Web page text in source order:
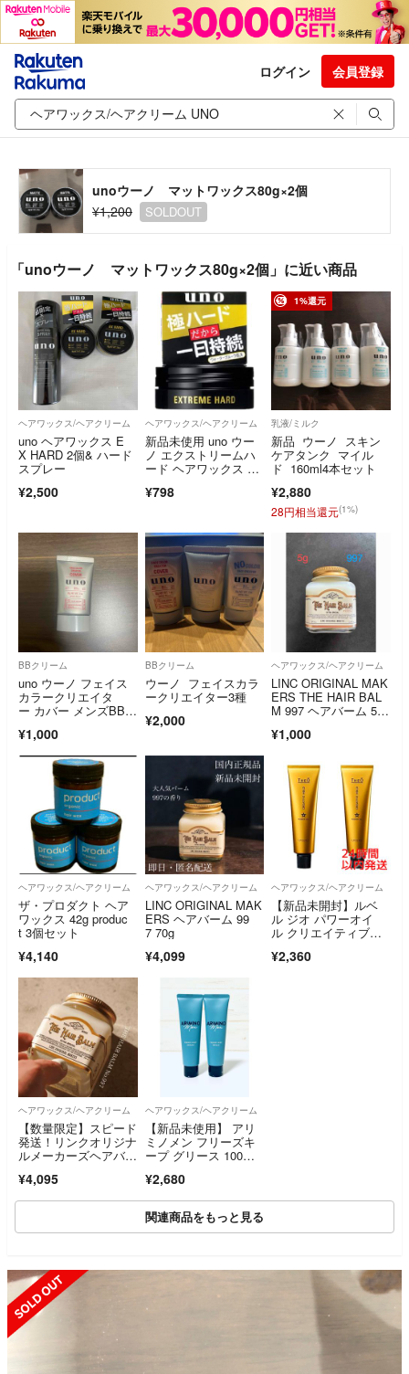
ログイン 会員登録
unoウーノ マットワックス80g×2個
¥1,200
SOLDOUT
「unoウーノ マットワックス80g×2個」に近い商品
ヘアワックス/ヘアクリーム
uno ヘアワックス E
X HARD 2個& ハード
スプレー
¥2,500
ヘアワックス/ヘアクリーム
新品未使用 uno ウー
ノ エクストリームハ
ード ヘアワックス 15
¥798
1%還元
乳液/ミルク
新品 ウーノ スキン
ケアタンク マイル
ド 160ml4本セット
¥2,880
28円相当還元(1%)
BBクリーム
uno ウーノ フェイス
カラークリエイタ
ー カバー メンズBBク
¥1,000
BBクリーム
ウーノ フェイスカラ
ークリエイター3種
¥2,000
ヘアワックス/ヘアクリーム
LINC ORIGINAL MAK
ERS THE HAIR BAL
M 997 ヘアバーム 5
¥1,000
ヘアワックス/ヘアクリーム
ザ・プロダクト ヘア
ワックス 42g produc
t 3個セット
¥4,140
ヘアワックス/ヘアクリーム
LINC ORIGINAL MAK
ERS ヘアバーム 99
7 70g
¥4,099
ヘアワックス/ヘアクリーム
【新品未開封】ルベ
ル ジオ パワーオイ
ル クリエイティブホ
¥2,360
ヘアワックス/ヘアクリーム
【数量限定】スピード
発送！リンクオリジナ
ルメーカーズヘアバー
¥4,095
ヘアワックス/ヘアクリーム
【新品未使用】 アリ
ミノメン フリーズキ
ープ グリース 100
¥2,680
関連商品をもっと見る